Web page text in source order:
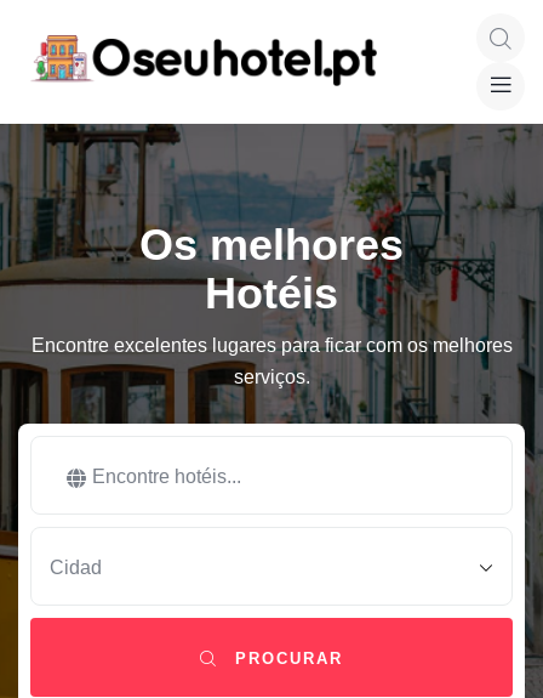
Os melhores
Hotéis
Encontre excelentes lugares para ficar com os melhores
serviços.
PROCURAR